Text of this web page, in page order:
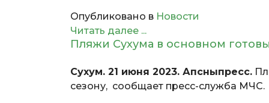
Опубликовано в Новости
Читать далее ...
Пляжи Сухума в основном
Сухум. 21 июня 2023. Апсныпресс.
сезону, сообщает пресс-служба МЧС.